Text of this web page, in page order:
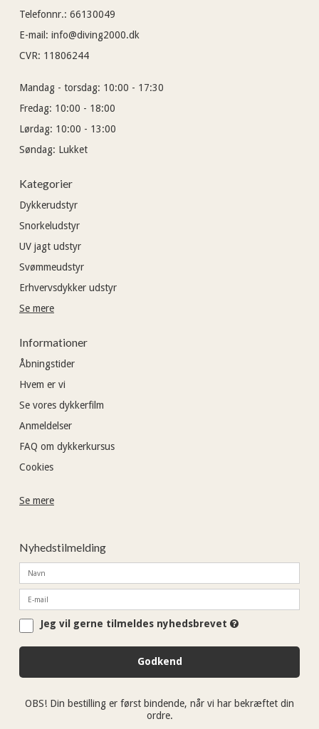
Telefonnr.: 66130049
E-mail : info@diving2000.dk
CVR: 11806244
Mandag - torsdag: 10:00 - 17:30
Fredag: 10:00 - 18:00
Lørdag: 10:00 - 13:00
Søndag: Lukket
Kategorier
Dykkerudstyr
Snorkeludstyr
UV jagt udstyr
Svømmeudstyr
Erhvervsdykker udstyr
Se mere
Informationer
Åbningstider
Hvem er vi
Se vores dykkerfilm
Anmeldelser
FAQ om dykkerkursus
Cookies
Se mere
Nyhedstilmelding
Jeg vil gerne tilmeldes nyhedsbrevet
Godkend
OBS! Din bestilling er først bindende, når vi har bekræftet din
ordre.